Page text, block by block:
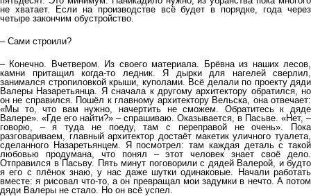
не хватает. Если на производстве всё будет в порядке, года через
четыре закончим обустройство.
– Сами строили?
– Конечно. Вчетвером. Из своего материала. Брёвна из наших лесов,
камни притащил когда-то ледник. Я дырки для нагелей сверлил,
занимался стропиловкой крыши, куполами. Всё делали по проекту дяди
Валеры Назаретьянца. Я сначала к другому архитектору обратился, но
он не справился. Пошёл к главному архитектору Вельска, она отвечает:
«Мы то, что вам нужно, начертить не сможем. Обратитесь к дяде
Валере». «Где его найти?» – спрашиваю. Оказывается, в Пасьве. «Нет, –
говорю, – я туда не поеду, там с переправой не очень». Пока
разговариваем, главный архитектор достаёт макетик уличного туалета,
сделанного Назаретьянцем. Я посмотрел: там каждая деталь с такой
любовью продумана, что понял – этот человек знает своё дело.
Отправился в Пасьву. Пять минут поговорили с дядей Валерой, и будто
я его с плёнок знаю, у нас даже шутки одинаковые. Начали работать
вместе: я рисовал что-то, а он превращал мои задумки в нечто. А потом
дяди Валеры не стало. Но он всё успел.